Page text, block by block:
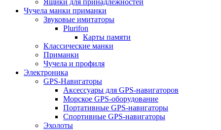
Ящики для принадлежностей
Чучела манки приманки
Звуковые имитаторы
Plurifon
Карты памяти
Классические манки
Приманки
Чучела и профиля
Электроника
GPS-Навигаторы
Аксессуары для GPS-навигаторов
Морское GPS-оборудование
Портативные GPS-навигаторы
Спортивные GPS-навигаторы
Эхолоты